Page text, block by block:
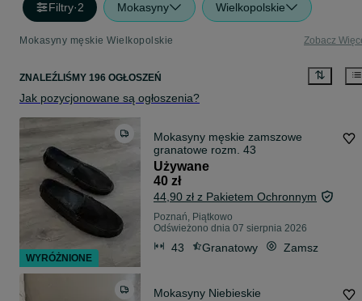
Filtry·2 Mokasyny Wielkopolskie
Mokasyny męskie Wielkopolskie Zobacz
ZNALEŹLIŚMY 196 OGŁOSZEŃ
Jak pozycjonowane są ogłoszenia?
Mokasyny męskie zamszowe
granatowe rozm. 43
Używane
40 zł
44,90 zł z Pakietem Ochronnym
Poznań, Piątkowo
Odświeżono dnia 07 sierpnia 2026
43 Granatowy Zamsz
Mokasyny Niebieskie
WYRÓŻNIONE